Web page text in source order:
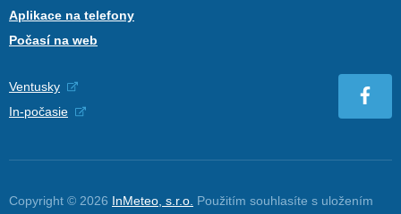
Aplikace na telefony
Počasí na web
Ventusky
In-počasie
Copyright © 2026 InMeteo, s.r.o. Použitím souhlasíte s uložením